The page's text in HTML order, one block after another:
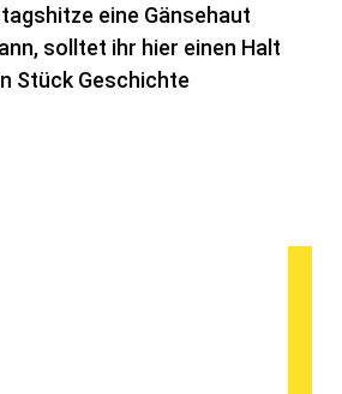
eine Gänsehaut
solltet ihr hier einen Halt
Stück Geschichte